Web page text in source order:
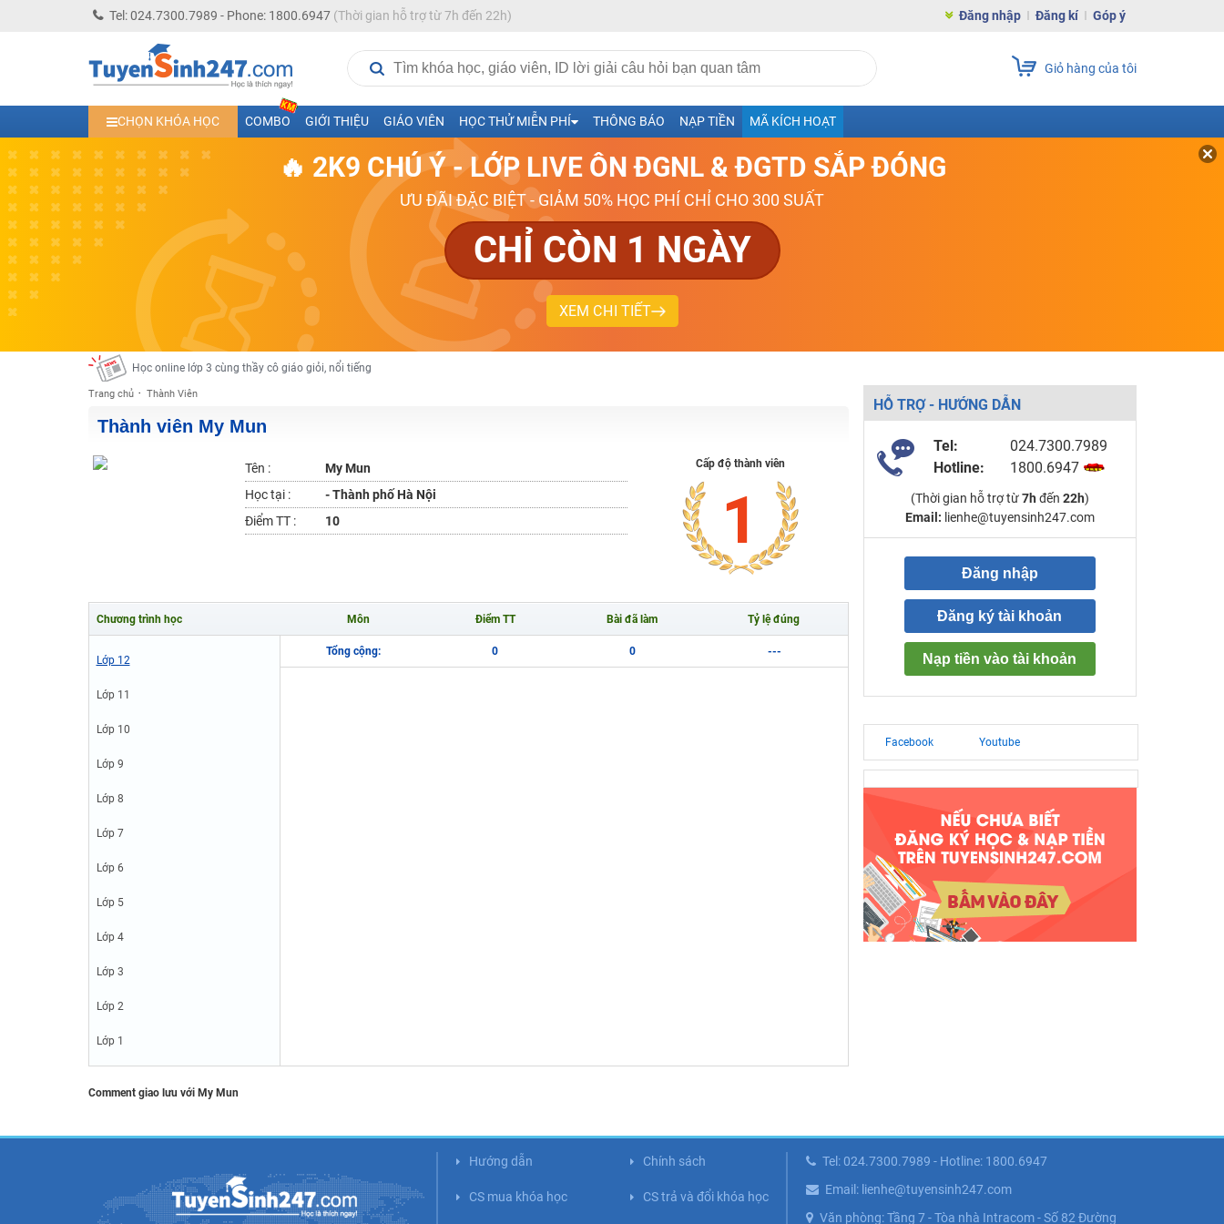
Tel: 024.7300.7989 - Phone: 1800.6947(Thời gian hỗ trợ từ 7h đến 22h) Đăng nhập Đăng kí Góp ý
Giỏ hàng của tôi
CHỌN KHÓA HỌC COMBO GIỚI THIỆU GIÁO VIÊN HỌC THỬ MIỄN PHÍ THÔNG BÁO NẠP TIỀN MÃ KÍCH HOẠT
🔥 2K9 CHÚ Ý - LỚP LIVE ÔN ĐGNL & ĐGTD SẮP ĐÓNG
ƯU ĐÃI ĐẶC BIỆT - GIẢM 50% HỌC PHÍ CHỈ CHO 300 SUẤT
CHỈ CÒN 1 NGÀY
XEM CHI TIẾT
Học trực tuyến lớp 10 các môn Toán - Lý - Hóa - Văn - Anh- Sinh-Sử-Địa cùng Thầy Cô giỏi, nổi tiếng
Học online trực tuyến cấp Tiểu học và THCS năm học 2026-2027
Học online lớp 5 cùng thầy cô giáo giỏi, nổi tiếng
Học online lớp 7 cùng thầy cô giáo giỏi
Học online lớp 6 cùng thầy cô giỏi, nổi tiếng
Học online lớp 8 cùng thầy cô giáo giỏi
2K13! Bứt Phá Lớp 5 Năm Học 2023 - 2024
Học online lớp 4 cùng thầy cô giáo giỏi, nổi tiếng
Học online lớp 3 cùng thầy cô giáo giỏi, nổi tiếng
Học online lớp 2 với thầy cô giáo giỏi, nổi tiếng
2K6! Lộ Trình Sun 2024 - Ba bước luyện thi TN THPT - ĐH ít nhất 25 điểm
Khuyến Mãi Khoá Học 1K Chỉ Từ 11-13/09/2024
Đồng giá khóa học 499K - 399K (13/11-15/11)
Khai giảng các khóa lớp 9 Toán - Lý - Hóa - Văn - Anh năm 2018
Trang chủ Thành Viên
Thành viên My Mun
Tên :
My Mun
Học tại :
- Thành phố Hà Nội
Điểm TT :
10
Cấp độ thành viên
1
Chương trình học Môn Điểm TT Bài đã làm Tỷ lệ đúng
Lớp 12
Lớp 11
Lớp 10
Lớp 9
Lớp 8
Lớp 7
Lớp 6
Lớp 5
Lớp 4
Lớp 3
Lớp 2
Lớp 1
Tổng cộng: 0 0 ---
Comment giao lưu với My Mun
HỖ TRỢ - HƯỚNG DẪN
Tel:
024.7300.7989
Hotline:
1800.6947
(Thời gian hỗ trợ từ7h đến 22h)
Email: lienhe@tuyensinh247.com
Đăng nhập
Đăng ký tài khoản
Nạp tiền vào tài khoản
Facebook Youtube
Hướng dẫn Chính sách
CS mua khóa học CS trả và đổi khóa học
Tel: 024.7300.7989 - Hotline: 1800.6947
Email: lienhe@tuyensinh247.com
Văn phòng: Tầng 7 - Tòa nhà Intracom - Số 82 Đường